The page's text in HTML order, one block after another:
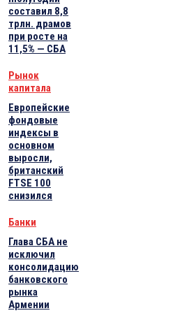
составил 8,8
трлн. драмов
при росте на
11,5% — СБА
Рынок
капитала
Европейские
фондовые
индексы в
основном
выросли,
британский
FTSE 100
снизился
Банки
Глава СБА не
исключил
консолидацию
банковского
рынка
Армении